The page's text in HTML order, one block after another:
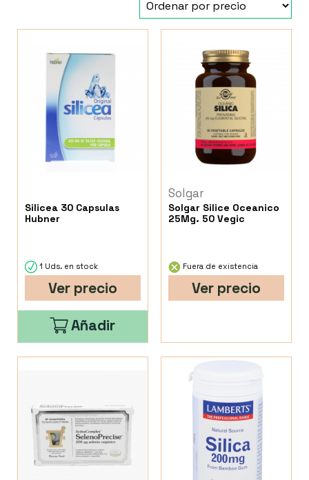
Silicea 30 Capsulas
Hubner
1 Uds. en stock
Ver precio
Añadir
Solgar
Solgar Silice Oceanico
25Mg. 50 Vegic
Fuera de existencia
Ver precio